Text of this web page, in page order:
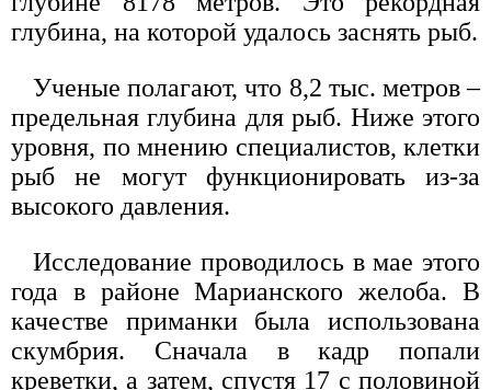
глубина, на которой удалось заснять рыб.
Ученые полагают, что 8,2 тыс. метров –
предельная глубина для рыб. Ниже этого
уровня, по мнению специалистов, клетки
рыб не могут функционировать из-за
высокого давления.
Исследование проводилось в мае этого
года в районе Марианского желоба. В
качестве приманки была использована
скумбрия. Сначала в кадр попали
креветки, а затем, спустя 17 с половиной